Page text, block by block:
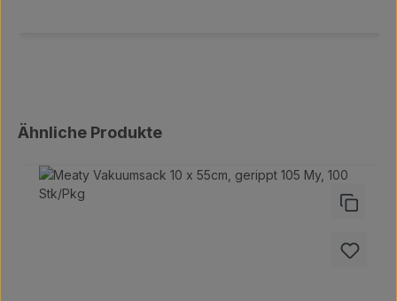
Produktgalerie überspringen
Ähnliche Produkte